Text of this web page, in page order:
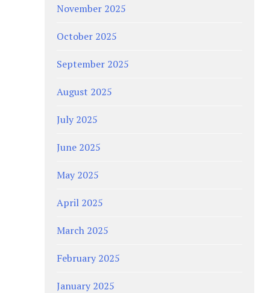
November 2025
October 2025
September 2025
August 2025
July 2025
June 2025
May 2025
April 2025
March 2025
February 2025
January 2025